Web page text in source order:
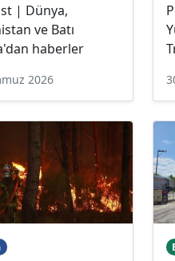
| Dünya,
ve Batı
haberler
2026